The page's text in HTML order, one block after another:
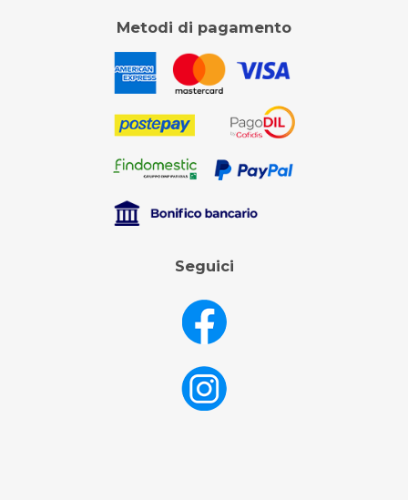
Metodi di pagamento
Seguici